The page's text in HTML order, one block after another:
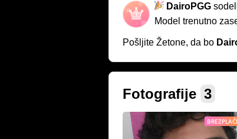
DairoPGG
Model trenutno
Pošljite Žetone, da bo
Fotografije 3